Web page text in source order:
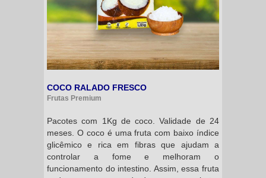
COCO RALADO FRESCO
Frutas Premium
Pacotes com 1Kg de coco. Validade de 24
meses. O coco é uma fruta com baixo índice
glicêmico e rica em fibras que ajudam a
controlar a fome e melhoram o
funcionamento do intestino. Assim, essa fruta